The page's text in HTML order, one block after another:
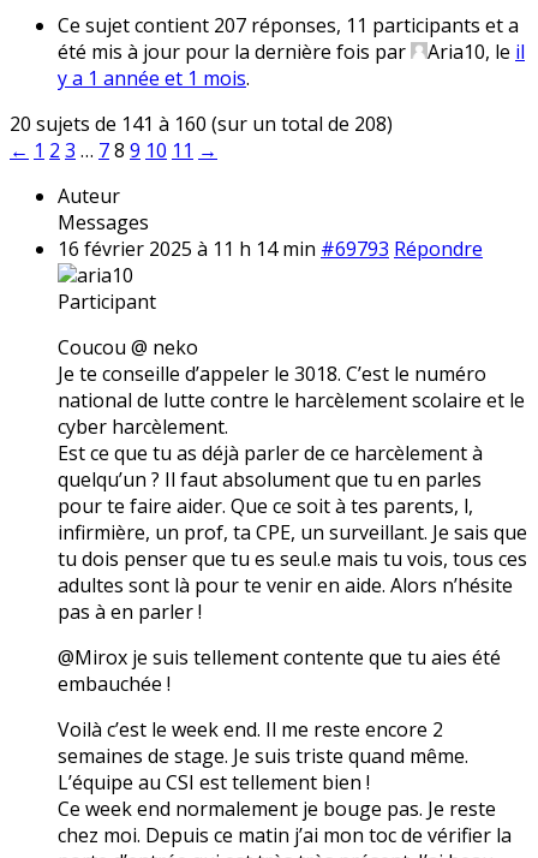
Ce sujet contient 207 réponses, 11 participants et a
été mis à jour pour la dernière fois par
Aria10, le il
y a 1 année et 1 mois.
20 sujets de 141 à 160 (sur un total de 208)
← 1 2 3 … 78 9 10 11 →
Auteur
Messages
16 février 2025 à 11 h 14 min #69793 Répondre
aria10
Participant
Coucou @ neko
Je te conseille d’appeler le 3018. C’est le numéro
national de lutte contre le harcèlement scolaire et le
cyber harcèlement.
Est ce que tu as déjà parler de ce harcèlement à
quelqu’un ? Il faut absolument que tu en parles
pour te faire aider. Que ce soit à tes parents, l,
infirmière, un prof, ta CPE, un surveillant. Je sais que
tu dois penser que tu es seul.e mais tu vois, tous ces
adultes sont là pour te venir en aide. Alors n’hésite
pas à en parler !
@Mirox je suis tellement contente que tu aies été
embauchée !
Voilà c’est le week end. Il me reste encore 2
semaines de stage. Je suis triste quand même.
L’équipe au CSI est tellement bien !
Ce week end normalement je bouge pas. Je reste
chez moi. Depuis ce matin j’ai mon toc de vérifier la